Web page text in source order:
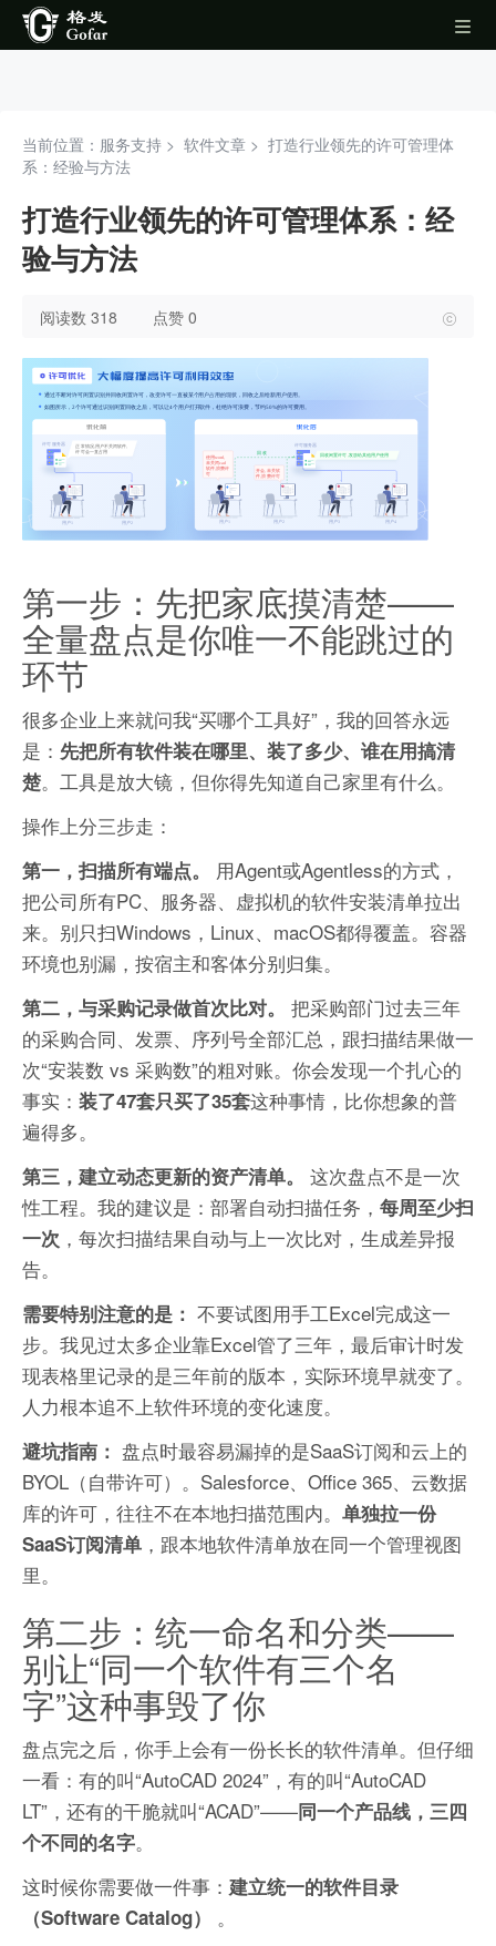
当前位置：服务支持 > 软件文章 > 打造行业领先的许可管理体
系：经验与方法
打造行业领先的许可管理体系：经
验与方法
阅读数 318 点赞 0
第一步：先把家底摸清楚——
全量盘点是你唯一不能跳过的
环节
很多企业上来就问我“买哪个工具好”，我的回答永远
是： 先把所有软件装在哪里、装了多少、谁在用搞清
楚。工具是放大镜，但你得先知道自己家里有什么。
操作上分三步走：
第一，扫描所有端点。
用Agent或Agentless的方式，
把公司所有PC、服务器、虚拟机的软件安装清单拉出
来。别只扫Windows，Linux、macOS都得覆盖。容器
环境也别漏，按宿主和客体分别归集。
第二，与采购记录做首次比对。
把采购部门过去三年
的采购合同、发票、序列号全部汇总，跟扫描结果做一
次“安装数 vs 采购数”的粗对账。你会发现一个扎心的
事实： 装了47套只买了35套这种事情，比你想象的普
遍得多。
第三，建立动态更新的资产清单。
这次盘点不是一次
性工程。我的建议是：部署自动扫描任务， 每周至少扫
一次 ，每次扫描结果自动与上一次比对，生成差异报
告。
需要特别注意的是： 不要试图用手工Excel完成这一
步。我见过太多企业靠Excel管了三年，最后审计时发
现表格里记录的是三年前的版本，实际环境早就变了。
人力根本追不上软件环境的变化速度。
避坑指南： 盘点时最容易漏掉的是SaaS订阅和云上的
BYOL（自带许可）。Salesforce、Office 365、云数据
库的许可，往往不在本地扫描范围内。 单独拉一份
SaaS订阅清单 ，跟本地软件清单放在同一个管理视图
里。
第二步：统一命名和分类——
别让“同一个软件有三个名
字”这种事毁了你
盘点完之后，你手上会有一份长长的软件清单。但仔细
一看：有的叫“AutoCAD 2024”，有的叫“AutoCAD
LT”，还有的干脆就叫“ACAD”——同一个产品线，三四
个不同的名字。
这时候你需要做一件事： 建立统一的软件目录
（Software Catalog）
。